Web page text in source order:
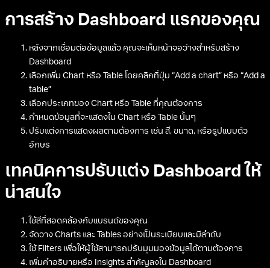
การสร้าง Dashboard แรกของคุณ
หลังจากเชื่อมต่อข้อมูลแล้ว คุณจะเห็นหน้าจอว่างสำหรับสร้าง
Dashboard
เลือกเพิ่ม Chart หรือ Table โดยคลิกที่ปุ่ม “Add a chart” หรือ “Add a
table”
เลือกประเภทของ Chart หรือ Table ที่คุณต้องการ
กำหนดข้อมูลที่จะแสดงใน Chart หรือ Table นั้นๆ
ปรับแต่งการแสดงผลตามต้องการ เช่น สี, ขนาด, หรือรูปแบบตัว
อักษร
เทคนิคการปรับแต่ง Dashboard ให้
น่าสนใจ
ใช้สีที่สอดคล้องกับแบรนด์ของคุณ
จัดวาง Charts และ Tables อย่างเป็นระเบียบและมีลำดับ
ใช้ Filters เพื่อให้ผู้ใช้สามารถปรับมุมมองข้อมูลได้ตามต้องการ
เพิ่มคำอธิบายหรือ Insights สำคัญลงใน Dashboard